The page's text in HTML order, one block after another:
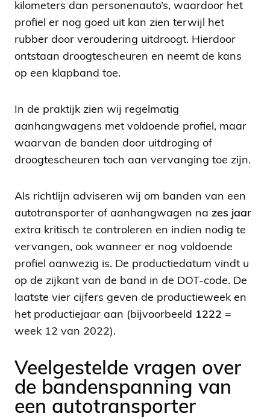
kilometers dan personenauto’s, waardoor het
profiel er nog goed uit kan zien terwijl het
rubber door veroudering uitdroogt. Hierdoor
ontstaan droogtescheuren en neemt de kans
op een klapband toe.
In de praktijk zien wij regelmatig
aanhangwagens met voldoende profiel, maar
waarvan de banden door uitdroging of
droogtescheuren toch aan vervanging toe zijn.
Als richtlijn adviseren wij om banden van een
autotransporter of aanhangwagen na zes jaar
extra kritisch te controleren en indien nodig te
vervangen, ook wanneer er nog voldoende
profiel aanwezig is. De productiedatum vindt u
op de zijkant van de band in de DOT-code. De
laatste vier cijfers geven de productieweek en
het productiejaar aan (bijvoorbeeld 1222 =
week 12 van 2022).
Veelgestelde vragen over
de bandenspanning van
een autotransporter